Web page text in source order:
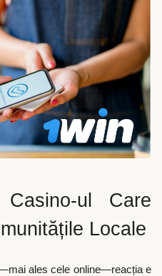
ul Care
Locale
ales cele online—reacția e